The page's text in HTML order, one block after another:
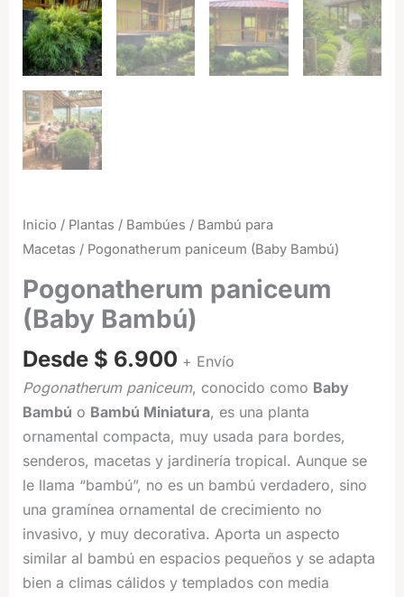
Inicio / Plantas / Bambúes / Bambú para
Macetas / Pogonatherum paniceum (Baby Bambú)
Pogonatherum paniceum
(Baby Bambú)
Desde $ 6.900 + Envío
Pogonatherum paniceum, conocido como Baby
Bambú o Bambú Miniatura, es una planta
ornamental compacta, muy usada para bordes,
senderos, macetas y jardinería tropical. Aunque se
le llama “bambú”, no es un bambú verdadero, sino
una gramínea ornamental de crecimiento no
invasivo, y muy decorativa. Aporta un aspecto
similar al bambú en espacios pequeños y se adapta
bien a climas cálidos y templados con media